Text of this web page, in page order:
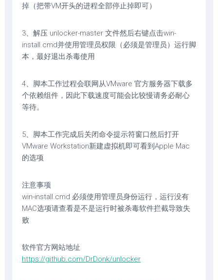
掉（把带VM开头的进程全部停止掉即可）
3、解压 unlocker-master 文件然后右键点击win-
install.cmd并使用管理员权限（必须是管理员）运行脚
本，最好退出杀毒使用
4、脚本工作过程会联网从VMware 官方服务器下载多
个依赖组件，因此下载速度可能会比较慢请务必耐心
等待。
5、脚本工作完成后关闭命令提示符窗口然后打开
VMware Workstation新建虚拟机即可看到Apple Mac
的选项
注意事项
win-install.cmd 必须使用管理员身份运行，运行没有
MAC选项请查看是不是运行时被杀毒软件拦截导致失
败
软件官方网站地址
https://github.com/DrDonk/unlocker